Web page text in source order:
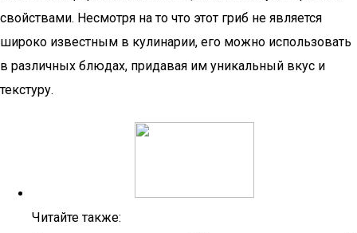
свойствами. Несмотря на то что этот гриб не является
широко известным в кулинарии, его можно использовать
в различных блюдах, придавая им уникальный вкус и
текстуру.
Читайте также: